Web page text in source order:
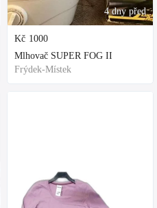
4 dny před
Kč 1000
Mlhovač SUPER FOG II
Frýdek-Místek